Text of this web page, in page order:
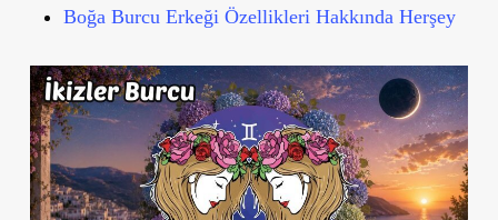
Boğa Burcu Erkeği Özellikleri Hakkında Herşey